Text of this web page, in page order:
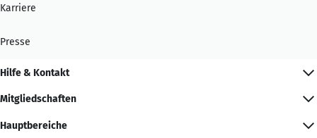
Karriere
Presse
Hilfe & Kontakt
Mitgliedschaften
Hauptbereiche